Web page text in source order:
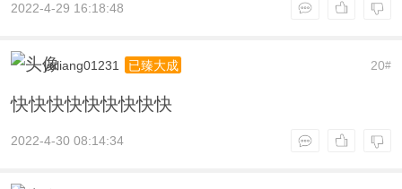
2022-4-29 16:18:48
20#
yuliang01231 已臻大成
快快快快快快快快快
2022-4-30 08:14:34